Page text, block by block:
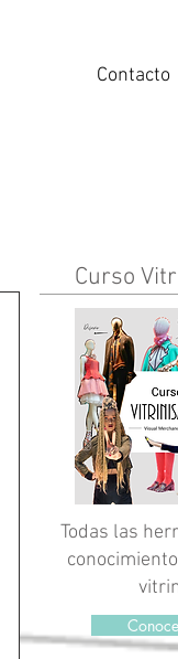
Contacto
Curso
Todas las